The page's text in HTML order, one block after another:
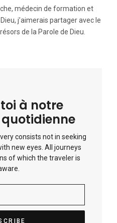
médecin de formation et
j’aimerais partager avec le
de la Parole de Dieu.
à notre
consists not in seeking
new eyes. All journeys
of which the traveler is